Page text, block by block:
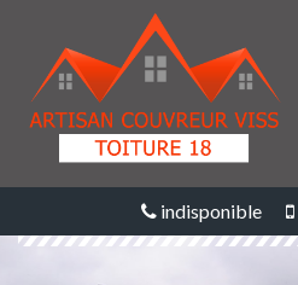
indisponible